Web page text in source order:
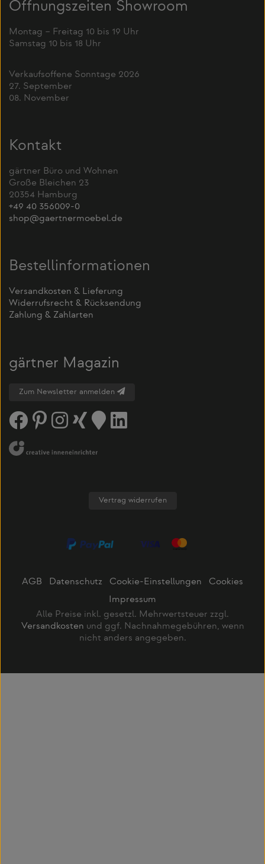
Öffnungszeiten Showroom
Montag – Freitag 10 bis 19 Uhr
Samstag 10 bis 18 Uhr
Verkaufsoffene Sonntage 2026
27. September
08. November
Kontakt
gärtner Büro und Wohnen
Große Bleichen 23
20354 Hamburg
+49 40 356009-0
shop@gaertnermoebel.de
Bestellinformationen
Versandkosten & Lieferung
Widerrufsrecht & Rücksendung
Zahlung & Zahlarten
gärtner Magazin
Zum Newsletter anmelden
Vertrag widerrufen
AGB Datenschutz Cookie-Einstellungen
Cookies
Impressum
Alle Preise inkl. gesetzl. Mehrwertsteuer zzgl.
Versandkosten und ggf. Nachnahmegebühren, wenn
nicht anders angegeben.